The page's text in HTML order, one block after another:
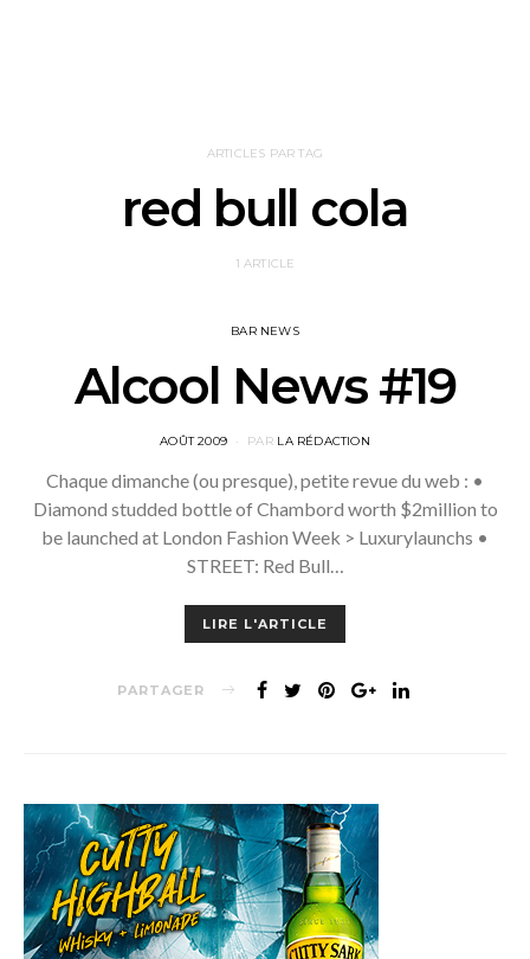
ARTICLES PAR TAG
red bull cola
1 ARTICLE
BAR NEWS
Alcool News #19
POSTED
AOÛT 2009 PAR LA RÉDACTION
Chaque dimanche (ou presque), petite revue du web : •
Diamond studded bottle of Chambord worth $2million to
be launched at London Fashion Week > Luxurylaunchs •
STREET: Red Bull…
LIRE L'ARTICLE
PARTAGER